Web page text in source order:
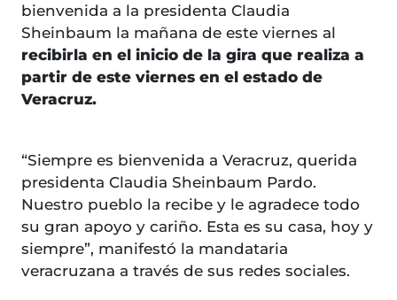
bienvenida a la presidenta Claudia
Sheinbaum la mañana de este viernes al
recibirla en el inicio de la gira que realiza a
partir de este viernes en el estado de
Veracruz.
“Siempre es bienvenida a Veracruz, querida
presidenta Claudia Sheinbaum Pardo.
Nuestro pueblo la recibe y le agradece todo
su gran apoyo y cariño. Esta es su casa, hoy y
siempre”, manifestó la mandataria
veracruzana a través de sus redes sociales.